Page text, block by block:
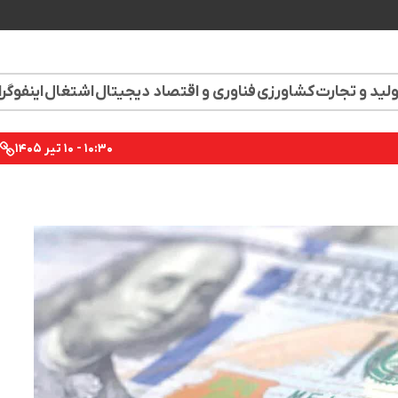
و تجارتکشاورزیفناوری و اقتصاد دیجیتالاشتغال
۱۰:۳۰ - ۱۰ تیر ۱۴۰۵